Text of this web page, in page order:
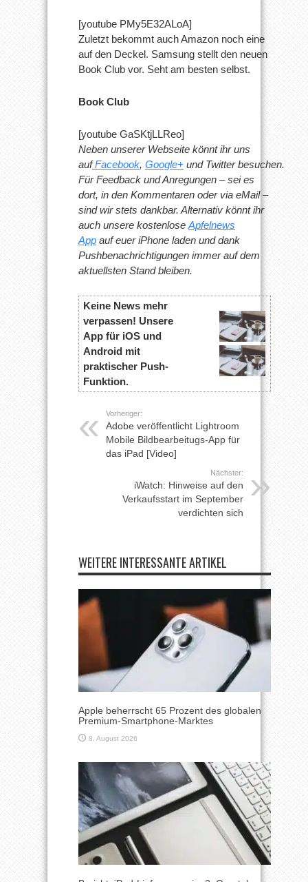
[youtube PMy5E32ALoA]
Zuletzt bekommt auch Amazon noch eine
auf den Deckel. Samsung stellt den neuen
Book Club vor. Seht am besten selbst.
Book Club
[youtube GaSKtjLLReo]
Neben unserer Webseite könnt ihr uns
aufFacebook, Google+ und Twitter besuchen.
Für Feedback und Anregungen – sei es
dort, in den Kommentaren oder via eMail –
sind wir stets dankbar. Alternativ könnt ihr
auch unsere kostenlose Apfelnews
App auf euer iPhone laden und dank
Pushbenachrichtigungen immer auf dem
aktuellsten Stand bleiben.
Keine News mehr
verpassen! Unsere
App für iOS und
Android mit
praktischer Push-
Funktion.
Vorheriger:
Adobe veröffentlicht Lightroom
Mobile Bildbearbeitugs-App für
das iPad [Video]
Nächster:
iWatch: Hinweise auf den
Verkaufsstart im September
verdichten sich
WEITERE INTERESSANTE ARTIKEL
Apple beherrscht 65 Prozent des globalen
Premium-Smartphone-Marktes
8. August 2026